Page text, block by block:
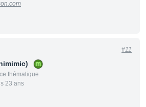
thématique
23 ans
#11